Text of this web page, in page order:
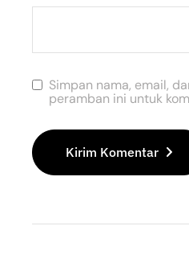
Simpan nama, email,
peramban ini untuk
Kirim Komentar